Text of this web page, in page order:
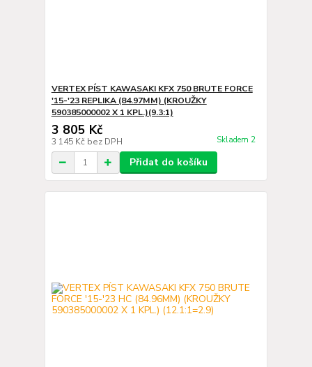
VERTEX PÍST KAWASAKI KFX 750 BRUTE FORCE
'15-'23 REPLIKA (84.97MM) (KROUŽKY
590385000002 X 1 KPL.)(9.3:1)
3 805 Kč
3 145 Kč bez DPH Skladem 2
Přidat do košíku